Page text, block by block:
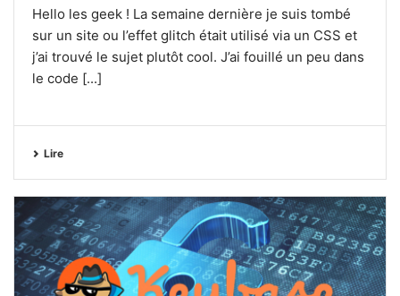
Hello les geek ! La semaine dernière je suis tombé
sur un site ou l’effet glitch était utilisé via un CSS et
j’ai trouvé le sujet plutôt cool. J’ai fouillé un peu dans
le code [...]
Lire